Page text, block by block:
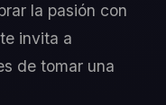
la pasión con
invita a
de tomar una